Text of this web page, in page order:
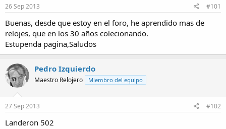
26 Sep 2013 #101
Buenas, desde que estoy en el foro, he aprendido mas de
relojes, que en los 30 años colecionando.
Estupenda pagina,Saludos
Pedro Izquierdo
Maestro Relojero Miembro del equipo
27 Sep 2013 #102
Landeron 502